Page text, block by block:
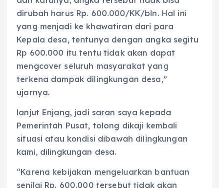
dirubah harus Rp. 600.000/KK/bln. Hal ini
yang menjadi ke khawatiran dari para
Kepala desa, tentunya dengan angka segitu
Rp 600.000 itu tentu tidak akan dapat
mengcover seluruh masyarakat yang
terkena dampak dilingkungan desa,”
ujarnya.
lanjut Enjang, jadi saran saya kepada
Pemerintah Pusat, tolong dikaji kembali
situasi atau kondisi dibawah dilingkungan
kami, dilingkungan desa.
“Karena kebijakan mengeluarkan bantuan
senilai Rp. 600.000 tersebut tidak akan